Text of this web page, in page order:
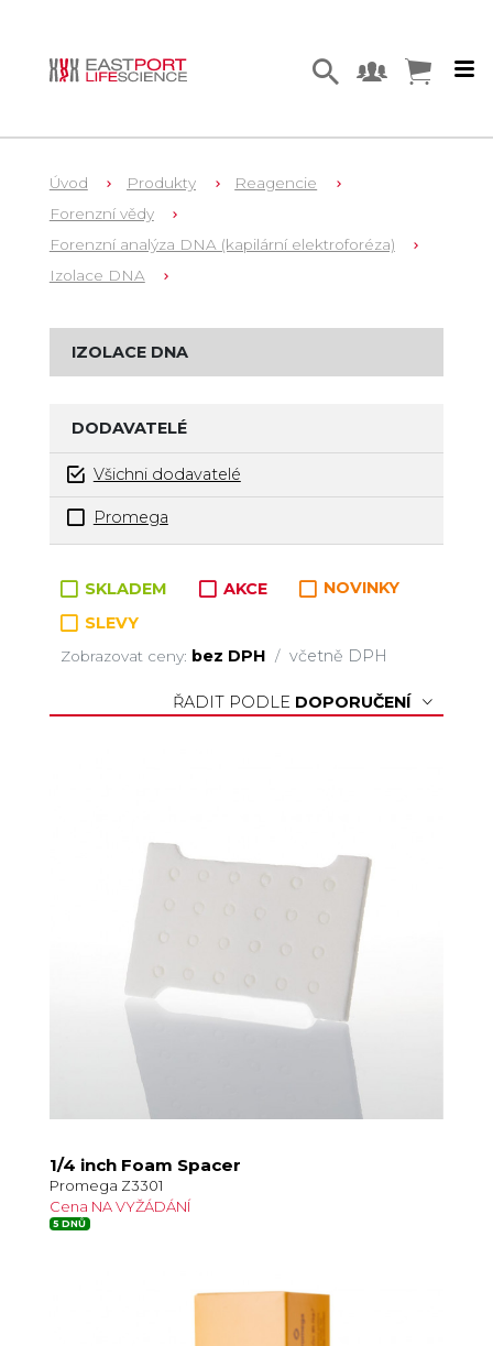
Úvod Produkty
Reagencie
Forenzní vědy
Forenzní analýza DNA (kapilární elektroforéza)
Izolace DNA
IZOLACE DNA
DODAVATELÉ
Všichni dodavatelé
Promega
Zboží v kategorii
SKLADEM AKCE
NOVINKY
SLEVY
Zobrazovat ceny: bez DPH / včetně DPH
ŘADIT PODLE DOPORUČENÍ
1/4 inch Foam Spacer
Promega Z3301
Cena NA VYŽÁDÁNÍ
5 DNŮ